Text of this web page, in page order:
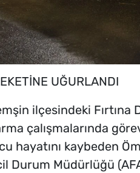
UĞURLANDI
ilçesindeki Fırtına
çalışmalarında
hayatını kaybeden
Durum Müdürlüğü